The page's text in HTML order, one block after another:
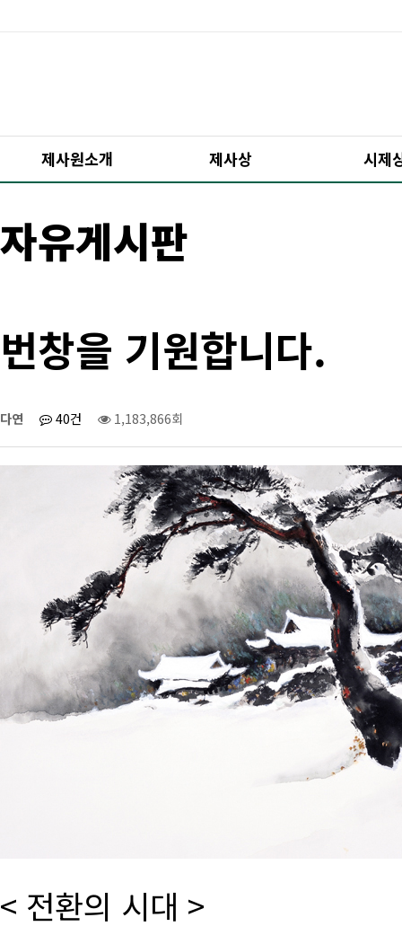
제사원소개 제사상 시제
자유게시판
번창을 기원합니다.
다연 40건 1,183,866회
< 전환의 시대 >